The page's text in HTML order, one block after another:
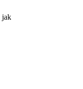
jak